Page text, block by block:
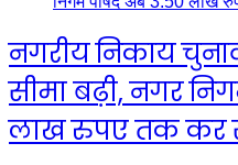
नगरीय निकाय
सीमा बढ़ी, नगर
लाख रुपए तक कर